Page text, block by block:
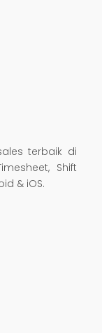
terbaik di
Shift
& iOS.